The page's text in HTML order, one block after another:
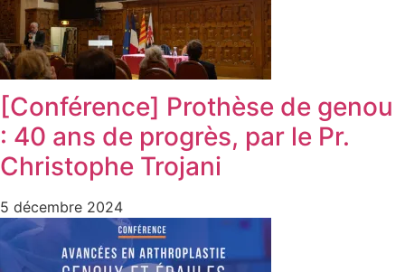
[Conférence] Prothèse de genou
: 40 ans de progrès, par le Pr.
Christophe Trojani
5 décembre 2024